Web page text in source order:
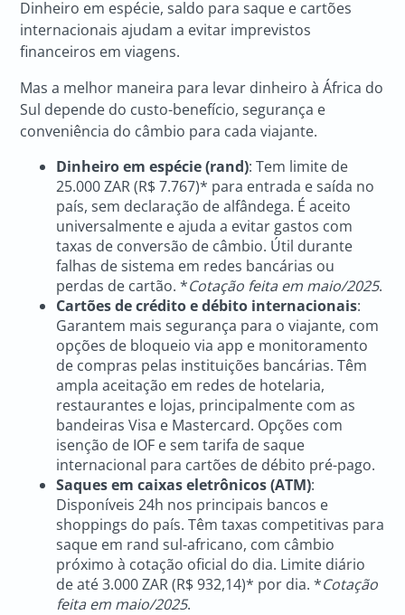
Dinheiro em espécie, saldo para saque e cartões
internacionais ajudam a evitar imprevistos
financeiros em viagens.
Mas a melhor maneira para levar dinheiro à África do
Sul depende do custo-benefício, segurança e
conveniência do câmbio para cada viajante.
Dinheiro em espécie (rand): Tem limite de
25.000 ZAR (R$ 7.767)* para entrada e saída no
país, sem declaração de alfândega. É aceito
universalmente e ajuda a evitar gastos com
taxas de conversão de câmbio. Útil durante
falhas de sistema em redes bancárias ou
perdas de cartão. *Cotação feita em maio/2025.
Cartões de crédito e débito internacionais:
Garantem mais segurança para o viajante, com
opções de bloqueio via app e monitoramento
de compras pelas instituições bancárias. Têm
ampla aceitação em redes de hotelaria,
restaurantes e lojas, principalmente com as
bandeiras Visa e Mastercard. Opções com
isenção de IOF e sem tarifa de saque
internacional para cartões de débito pré-pago.
Saques em caixas eletrônicos (ATM):
Disponíveis 24h nos principais bancos e
shoppings do país. Têm taxas competitivas para
saque em rand sul-africano, com câmbio
próximo à cotação oficial do dia. Limite diário
de até 3.000 ZAR (R$ 932,14)* por dia. *Cotação
feita em maio/2025.